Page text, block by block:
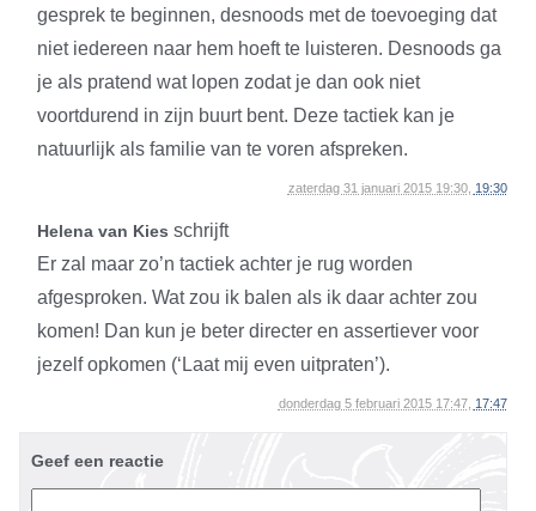
gesprek te beginnen, desnoods met de toevoeging dat
niet iedereen naar hem hoeft te luisteren. Desnoods ga
je als pratend wat lopen zodat je dan ook niet
voortdurend in zijn buurt bent. Deze tactiek kan je
natuurlijk als familie van te voren afspreken.
zaterdag 31 januari 2015 19:30, 19:30
Helena van Kies schrijft
Er zal maar zo’n tactiek achter je rug worden
afgesproken. Wat zou ik balen als ik daar achter zou
komen! Dan kun je beter directer en assertiever voor
jezelf opkomen (‘Laat mij even uitpraten’).
donderdag 5 februari 2015 17:47, 17:47
Geef een reactie